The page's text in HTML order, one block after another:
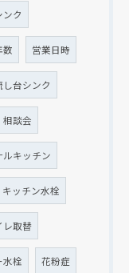
ンク
数 営業日時
し台シンク
相談会
ルキッチン
キッチン水栓
レ取替
水栓 花粉症